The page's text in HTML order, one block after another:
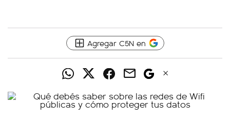
Agregar C5N en